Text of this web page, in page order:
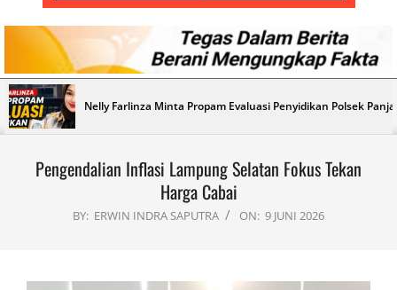
M-
TJEK
NEWS
Primary
Navigation
Menu
Nelly Farlinza Minta Propam Evaluasi Penyidikan Polsek
Pengendalian Inflasi Lampung Selatan Fokus Tekan
Harga Cabai
BY: ERWIN INDRA SAPUTRA ON: 9 JUNI 2026